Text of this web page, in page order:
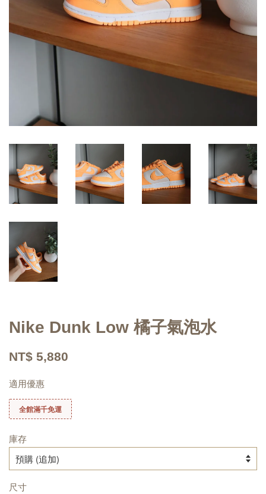
Nike Dunk Low 橘子氣泡水
NT$ 5,880
適用優惠
全館滿千免運
庫存
尺寸